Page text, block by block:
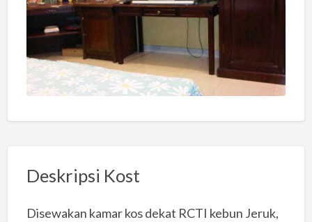
Deskripsi Kost
Disewakan kamar kos dekat RCTI kebun Jeruk,